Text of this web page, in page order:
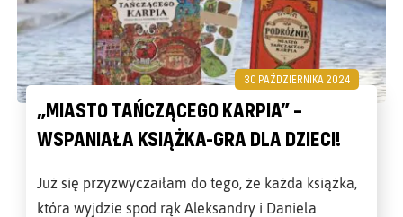
30 PAŹDZIERNIKA 2024
„MIASTO TAŃCZĄCEGO KARPIA” –
WSPANIAŁA KSIĄŻKA-GRA DLA DZIECI!
Już się przyzwyczaiłam do tego, że każda książka,
która wyjdzie spod rąk Aleksandry i Daniela